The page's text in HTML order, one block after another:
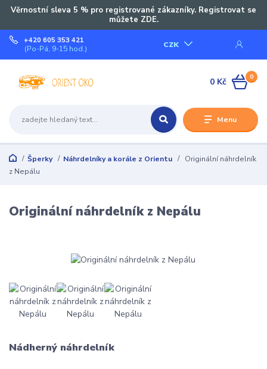
Věrnostní sleva 5 % pro registrované zákazníky. Registrovat se
můžete ZDE.
Menu
CZK
+420 605 353 421
(Po-Pá, 9-15 hod.)
0
0 Kč
Šperky Náhrdelníky a korále z Orientu
Originální náhrdelník
z Nepálu
Originální náhrdelník z Nepálu
Nádherný náhrdelník